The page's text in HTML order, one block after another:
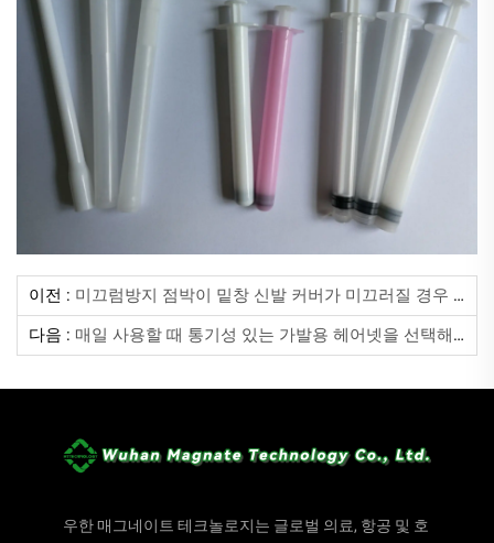
이전 : 미끄럼방지 점박이 밑창 신발 커버가 미끄러질 경우 어떻게 해야 하나요?
다음 : 매일 사용할 때 통기성 있는 가발용 헤어넷을 선택해야 하는 이유는 무엇인가요?
우한 매그네이트 테크놀로지는 글로벌 의료, 항공 및 호